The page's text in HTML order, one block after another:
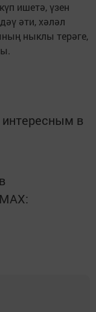
ишетә, үзен
әти, хәләл
ныклы терәге,
в